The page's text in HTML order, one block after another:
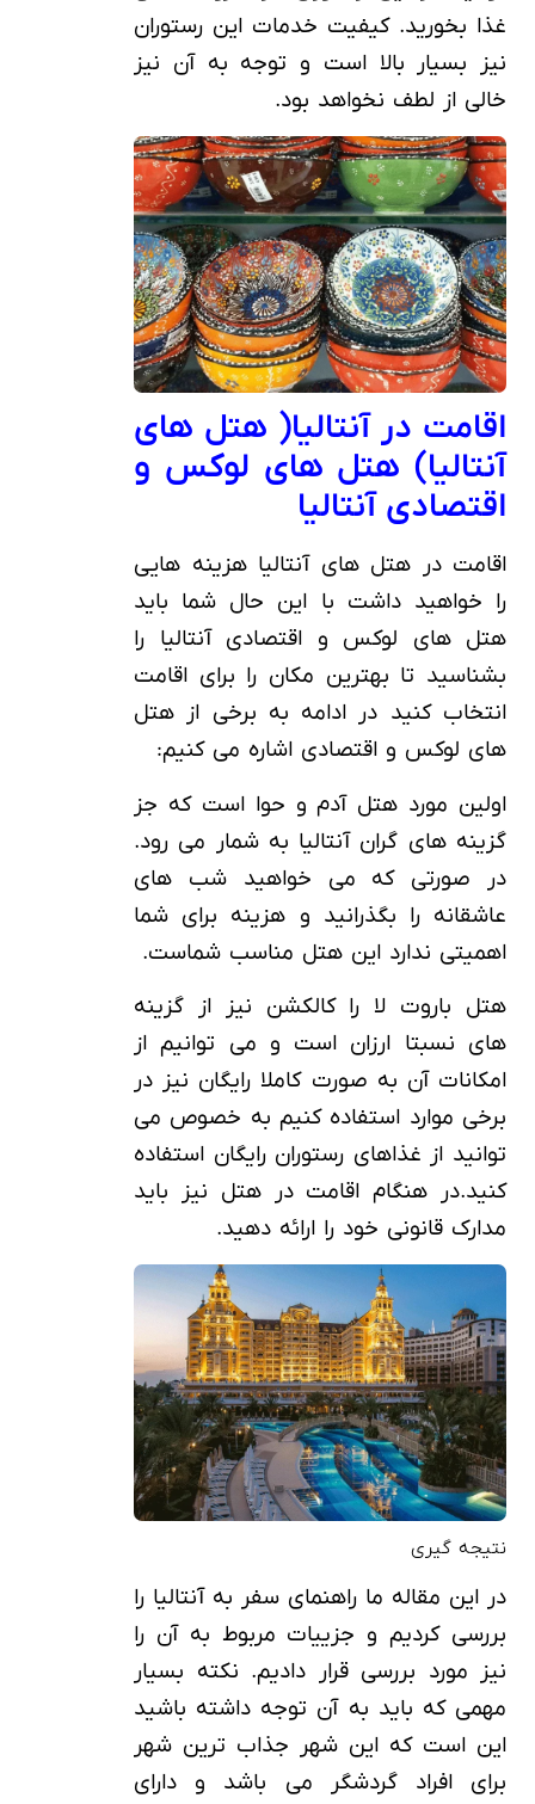
غذا بخورید. کیفیت خدمات این رستوران
نیز بسیار بالا است و توجه به آن نیز
خالی از لطف نخواهد بود.
اقامت در آنتالیا( هتل های
آنتالیا) هتل های لوکس و
اقتصادی آنتالیا
اقامت در هتل های آنتالیا هزینه هایی
را خواهید داشت با این حال شما باید
هتل های لوکس و اقتصادی آنتالیا را
بشناسید تا بهترین مکان را برای اقامت
انتخاب کنید در ادامه به برخی از هتل
های لوکس و اقتصادی اشاره می کنیم:
اولین مورد هتل آدم و حوا است که جز
گزینه های گران آنتالیا به شمار می رود.
در صورتی که می خواهید شب های
عاشقانه را بگذرانید و هزینه برای شما
اهمیتی ندارد این هتل مناسب شماست.
هتل باروت لا را کالکشن نیز از گزینه
های نسبتا ارزان است و می توانیم از
امکانات آن به صورت کاملا رایگان نیز در
برخی موارد استفاده کنیم به خصوص می
توانید از غذاهای رستوران رایگان استفاده
کنید.در هنگام اقامت در هتل نیز باید
مدارک قانونی خود را ارائه دهید.
نتیجه گیری
در این مقاله ما راهنمای سفر به آنتالیا را
بررسی کردیم و جزییات مربوط به آن را
نیز مورد بررسی قرار دادیم. نکته بسیار
مهمی که باید به آن توجه داشته باشید
این است که این شهر جذاب ترین شهر
برای افراد گردشگر می باشد و دارای